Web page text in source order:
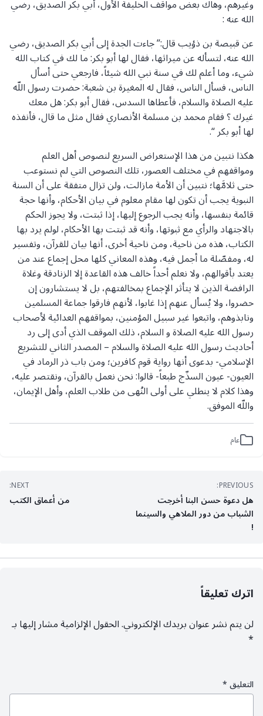
وغيرهم، وهاك بعض مواقف الخليفة الأول، أبي بكر الصديق، رضي
الله عنه :
عن قبيصة بن ذؤيب قال:” جاءت الجدة إلى أبي بكر الصديق، رضي
الله عنه، لتسأله عن ميراثها، فقال لها أبو بكر: ما لك في كتاب الله
شيء، وما أعلم لك في سنة نبي الله شيئاً، فارجعي حتى أسأل
الناس، فسأل الناس، فقال له المغيرة بن شعبة: حضرت رسول اللّه
عليه الصلاة والسلام، فأعطاها السدس، فقال أبو بكر: هل معك
غيرك ؟ فقام محمد بن مسلمة الأنصاري فقال مثل ما قال، فأنفذه
لها أبو بكر “.
هكذا نتبين من هذا الإستعراض السريع لنصوص أهل العلم
ومواقفهم في مختلف العصور، تلك النصوص التي لم نستوعب
حتى ثلامَّها؛ نتبين أن الأمة مازالت، ولن تزال متفقة على أن السنة
النبوية يجب أن تكون لها مقام معلوم في بيان الأحكام، وأنها حجة
قائمة بنفسها، وأنه يجب الرجوع إليها، إذا ثبتت، ولا يجوز الحكم
بالاجتهاد والرأي مع ثبوتها، وأنه قد ثبتت بها الأحكام، لولم يرد بها
الكتاب، هذه من ناحية، ومن ناحية أخرى، أنها بيان للقرآن، وتفسير
له، ومفصّلة ما أجمل فيه، وهذه المعاني كلها محل إجماع عند من
يعتد بأقوالهم، ولا نعلم أحداً خالف هذه القاعدة إلا الزنادقة وغلاة
الرافضة الذين لا يتأثر الإجماع بمخالفتهم، بل لا يستشارون إن
حضروا، ولا يُسأل عنهم إذا غابوا، لأنهم فارقوا جماعة المسلمين
ونابذوهم، واتبعوا غير سبيل المؤمنين، بمواقفهم العدائية لأصحاب
رسول الله عليه الصلاة و السلام، ذلك الموقف الذي أدى إلى رد
أحاديث رسول الله عليه الصلاة والسلام – المصدر الثاني للتشريع
الإسلامي- بدعوى أنها رواية قوم كافرين؛ ومن باب ذر الرماد في
العيون- عيون السذّج طبعاً- قالوا: نحن نعمل بالقرآن، ونقتصر عليه،
وهذا كلام لا ينطلي على أولى النُهى من طلاب العلم، وأهل الإيمان،
واللّه الموفق.
عام
تصفّح
المقالات
PREVIOUS:
هل دعوة حسن البنا أخرجت
الشباب من دور الملاهي والسينما
!
NEXT:
من أعماق الكتب
اترك تعليقاً
لن يتم نشر عنوان بريدك الإلكتروني.الحقول الإلزامية مشار إليها بـ
*
التعليق*